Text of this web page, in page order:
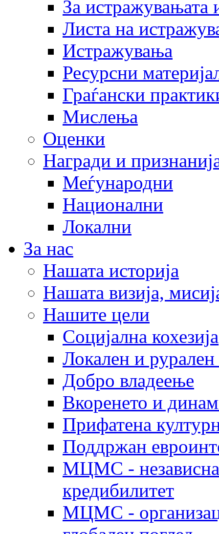
За истражувањата
Листа на
Истражувања
Ресурсни
Граѓански
Мислења
Оценки
Награди и
Меѓународни
Национални
Локални
За нас
Нашата историја
Нашата визија,
Нашите цели
Социјална кохезија
Локален и рурален
Добро владеење
Вкоренето и
Прифатена
Поддржан
МЦМС - независна
кредибилитет
МЦМС -